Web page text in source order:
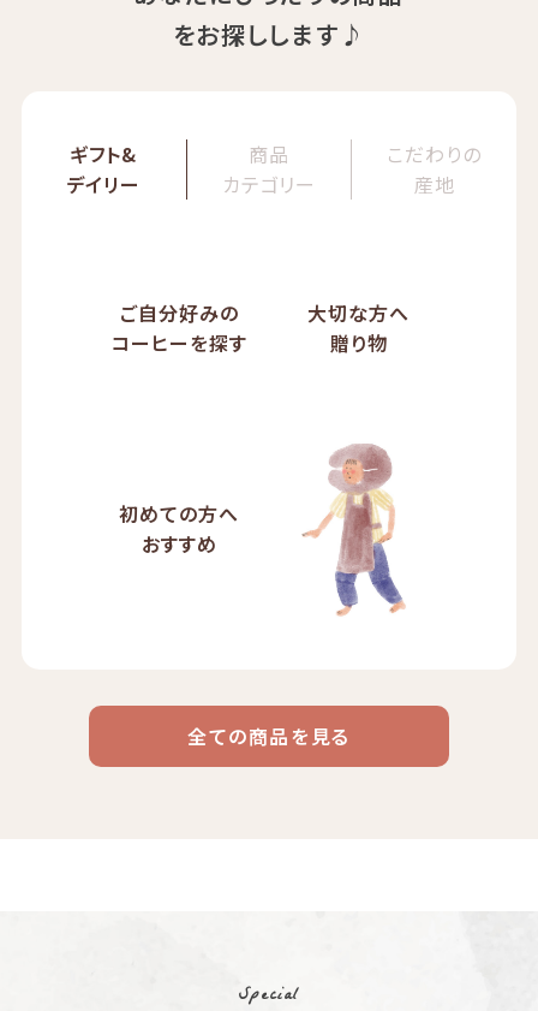
をお探しします♪
ギフト&
デイリー
商品
カテゴリー
こだわりの
産地
ご自分好みの
コーヒーを探す
大切な方へ
贈り物
初めての方へ
おすすめ
コーヒー
リキッド
コーヒー
豆・粉
ケニア
全ての商品を見る
Special